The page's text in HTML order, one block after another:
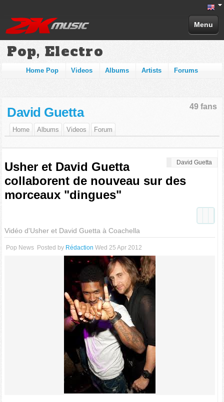
Menu
Pop, Electro
Home Pop Videos Albums Artists Forums
49 fans
David Guetta
Home Albums Videos Forum
David Guetta
Usher et David Guetta
collaborent de nouveau sur des
morceaux "dingues"
Vidéo d'Usher et David Guetta à Coachella
Pop News Posted by Rédaction Wed 25 Apr 2012